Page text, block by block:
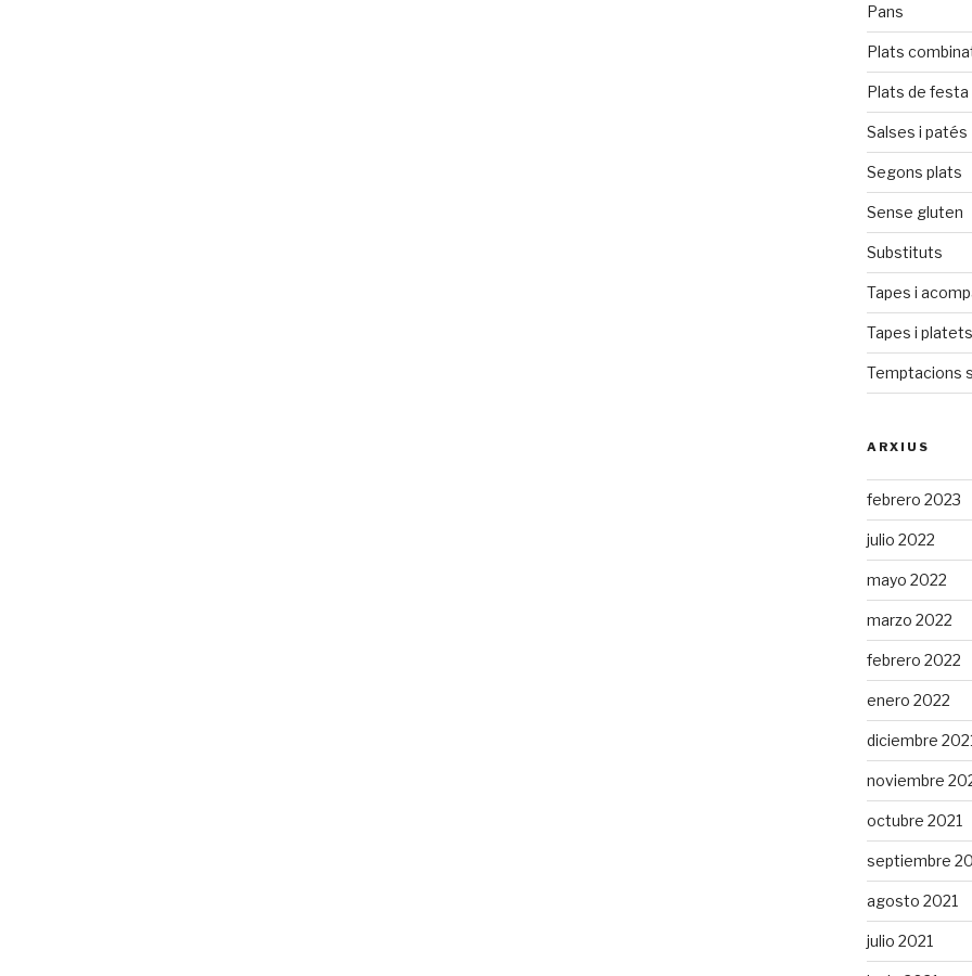
Pans
Plats
Plats de festa
Salses i patés
Segons plats
Sense gluten
Substituts
Tapes i
Tapes i platets
Temptacions
ARXIUS
febrero 2023
julio 2022
mayo 2022
marzo 2022
febrero 2022
enero 2022
diciembre
noviembre
octubre 2021
septiembre
agosto 2021
julio 2021